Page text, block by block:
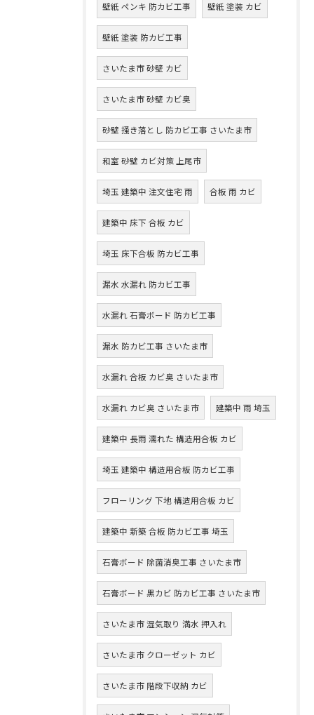
壁紙 ペンキ 防カビ工事 壁紙 塗装 カビ
壁紙 塗装 防カビ工事
さいたま市 砂壁 カビ
さいたま市 砂壁 カビ臭
砂壁 掻き落とし 防カビ工事 さいたま市
和室 砂壁 カビ対策 上尾市
埼玉 建築中 注文住宅 雨 合板 雨 カビ
建築中 床下 合板 カビ
埼玉 床下合板 防カビ工事
漏水 水漏れ 防カビ工事
水漏れ 石膏ボード 防カビ工事
漏水 防カビ工事 さいたま市
水漏れ 合板 カビ臭 さいたま市
水漏れ カビ臭 さいたま市 建築中 雨 埼玉
建築中 長雨 濡れた 構造用合板 カビ
埼玉 建築中 構造用合板 防カビ工事
フローリング 下地 構造用合板 カビ
建築中 新築 合板 防カビ工事 埼玉
石膏ボード 除菌消臭工事 さいたま市
石膏ボード 黒カビ 防カビ工事 さいたま市
さいたま市 湿気取り 満水 押入れ
さいたま市 クローゼット カビ
さいたま市 階段下収納 カビ